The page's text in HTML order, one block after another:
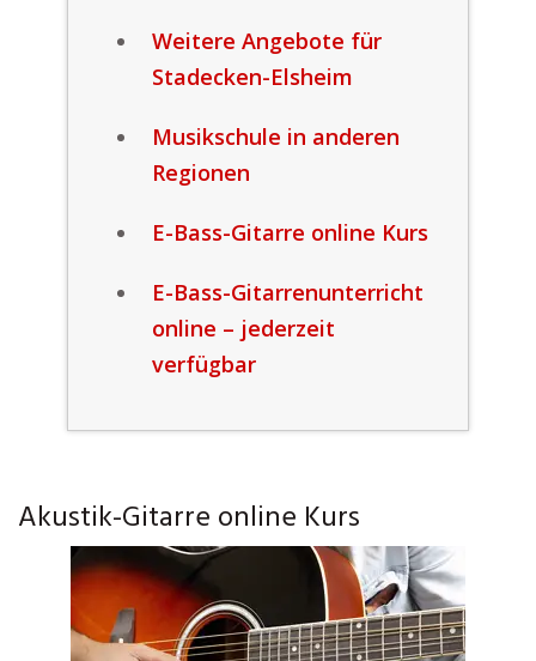
Weitere Angebote für
Stadecken-Elsheim
Musikschule in anderen
Regionen
E-Bass-Gitarre online Kurs
E-Bass-Gitarrenunterricht
online – jederzeit
verfügbar
Akustik-Gitarre online Kurs